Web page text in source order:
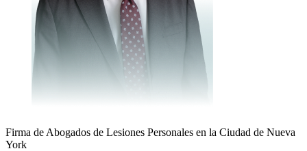
Firma de Abogados de Lesiones Personales en la Ciudad de Nueva
York